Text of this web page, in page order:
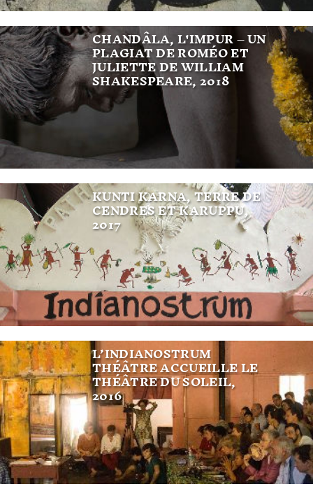
CHANDÂLA, L'IMPUR – UN
PLAGIAT DE ROMÉO ET
JULIETTE DE WILLIAM
SHAKESPEARE, 2018
KUNTI KARNA, TERRE DE
CENDRES ET KARUPPU,
2017
L’INDIANOSTRUM
THÉÂTRE ACCUEILLE LE
THÉÂTRE DU SOLEIL,
2016